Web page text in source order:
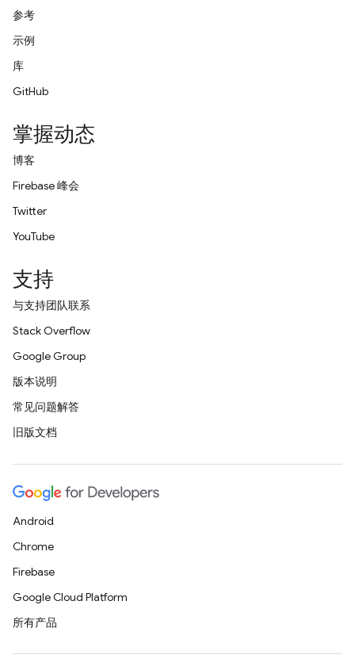
参考
示例
库
GitHub
掌握动态
博客
Firebase 峰会
Twitter
YouTube
支持
与支持团队联系
Stack Overflow
Google Group
版本说明
常见问题解答
旧版文档
Android
Chrome
Firebase
Google Cloud Platform
所有产品